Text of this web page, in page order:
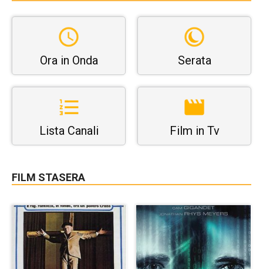
Ora in Onda Serata
Lista Canali Film in Tv
FILM STASERA